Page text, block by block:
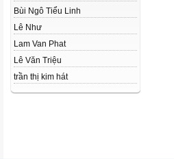
Bùi Ngô Tiểu Linh
Lê Như
Lam Van Phat
Lê Văn Triệu
trần thị kim hát